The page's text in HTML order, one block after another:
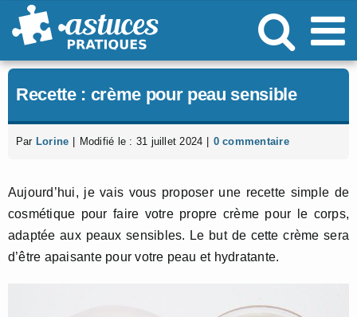
Passer
au
Recette : crème pour peau sensible
Par Lorine Modifié le : 31 juillet 2024 0 commentaire
Aujourd’hui, je vais vous proposer une recette simple de
cosmétique pour faire votre propre crème pour le corps,
adaptée aux peaux sensibles. Le but de cette crème sera
d’être apaisante pour votre peau et hydratante.